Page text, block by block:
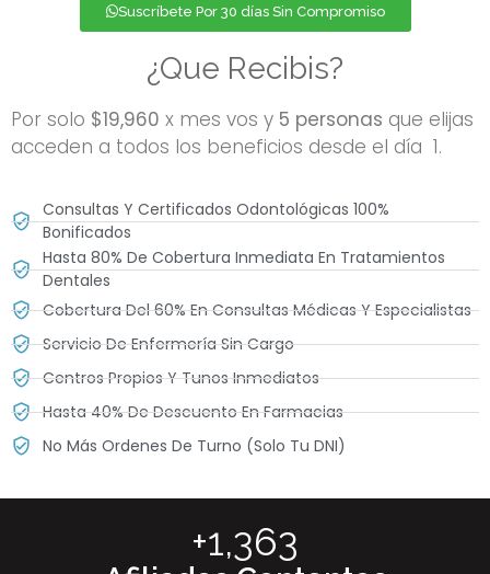
Suscríbete Por 30 días Sin Compromiso
¿Que Recibis?
Por solo $19,960 x mes vos y 5 personas que elijas
acceden a todos los beneficios desde el día 1.
Consultas Y Certificados Odontológicas 100%
Bonificados
Hasta 80% De Cobertura Inmediata En Tratamientos
Dentales
Cobertura Del 60% En Consultas Médicas Y Especialistas
Servicio De Enfermería Sin Cargo
Centros Propios Y Tunos Inmediatos
Hasta 40% De Descuento En Farmacias
No Más Ordenes De Turno (solo Tu DNI)
+1,824